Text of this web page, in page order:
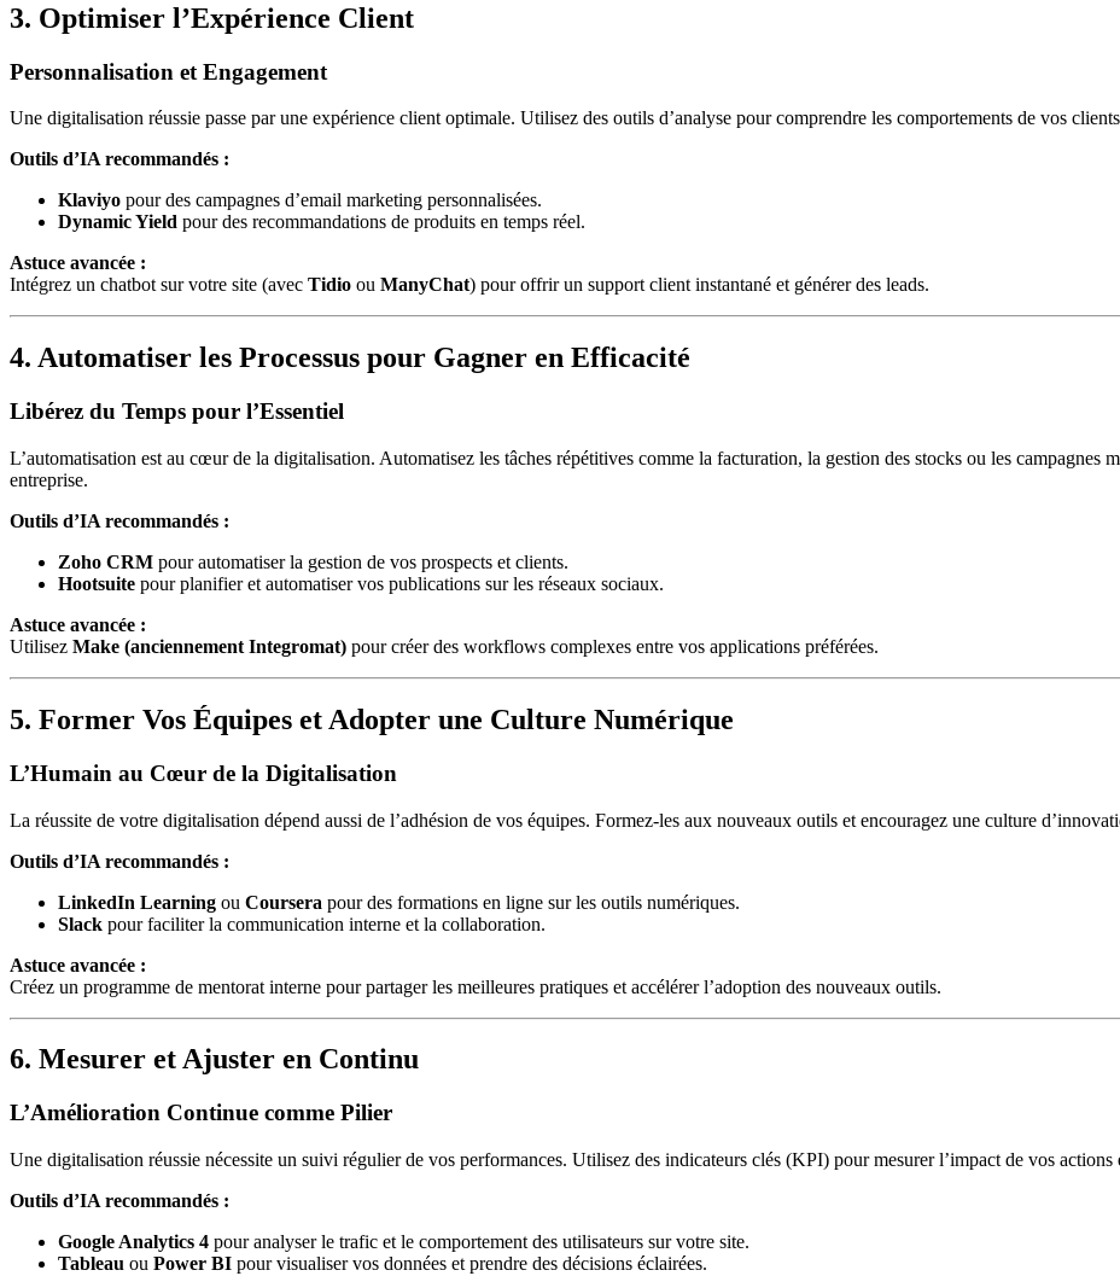
3. Optimiser l’Expérience Client
Personnalisation et Engagement
Une digitalisation réussie passe par une expérience client optimale. Utilisez des outils d’analyse pour comprendre les comportements de vos
Outils d’IA recommandés :
Klaviyo pour des campagnes d’email marketing personnalisées.
Dynamic Yield pour des recommandations de produits en temps réel.
Astuce avancée :
Intégrez un chatbot sur votre site (avec Tidio ou ManyChat) pour offrir un support client instantané et générer des leads.
4. Automatiser les Processus pour Gagner en Efficacité
Libérez du Temps pour l’Essentiel
L’automatisation est au cœur de la digitalisation. Automatisez les tâches répétitives comme la facturation, la gestion des stocks ou les campagnes
entreprise.
Outils d’IA recommandés :
Zoho CRM pour automatiser la gestion de vos prospects et clients.
Hootsuite pour planifier et automatiser vos publications sur les réseaux sociaux.
Astuce avancée :
Utilisez Make (anciennement Integromat) pour créer des workflows complexes entre vos applications préférées.
5. Former Vos Équipes et Adopter une Culture Numérique
L’Humain au Cœur de la Digitalisation
La réussite de votre digitalisation dépend aussi de l’adhésion de vos équipes. Formez-les aux nouveaux outils et encouragez une culture
Outils d’IA recommandés :
LinkedIn Learning ou Coursera pour des formations en ligne sur les outils numériques.
Slack pour faciliter la communication interne et la collaboration.
Astuce avancée :
Créez un programme de mentorat interne pour partager les meilleures pratiques et accélérer l’adoption des nouveaux outils.
6. Mesurer et Ajuster en Continu
L’Amélioration Continue comme Pilier
Une digitalisation réussie nécessite un suivi régulier de vos performances. Utilisez des indicateurs clés (KPI) pour mesurer l’impact de vos actions
Outils d’IA recommandés :
Google Analytics 4 pour analyser le trafic et le comportement des utilisateurs sur votre site.
Tableau ou Power BI pour visualiser vos données et prendre des décisions éclairées.